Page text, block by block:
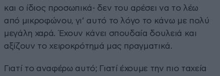
και ο ίδιος προσωπικά- δεν του αρέσει να το λέω
από μικροφώνου, γι’ αυτό το λόγο το κάνω με πολύ
μεγάλη χαρά. Έχουν κάνει σπουδαία δουλειά και
αξίζουν το χειροκρότημά μας πραγματικά.
Γιατί το αναφέρω αυτό; Γιατί έχουμε την πιο ταχεία